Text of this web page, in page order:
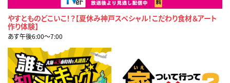
やすとものどこいこ！？【夏休み神戸スペシャル！こだわり食材＆アート
作り体験】
あす午後6:00〜7:00